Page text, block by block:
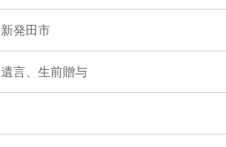
発田市
言、生前贈与